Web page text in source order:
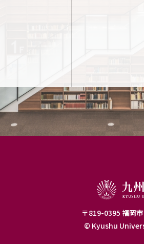
〒819-0395 福岡
© Kyushu